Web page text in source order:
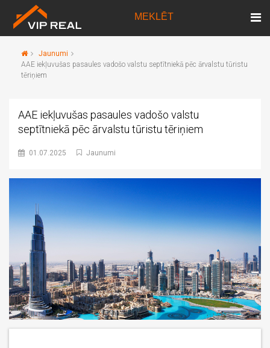
MEKLĒT
Jaunumi
AAE iekļuvušas pasaules vadošo valstu septītniekā pēc ārvalstu tūristu
tēriņiem
AAE iekļuvušas pasaules vadošo valstu
septītniekā pēc ārvalstu tūristu tēriņiem
01.07.2025 Jaunumi